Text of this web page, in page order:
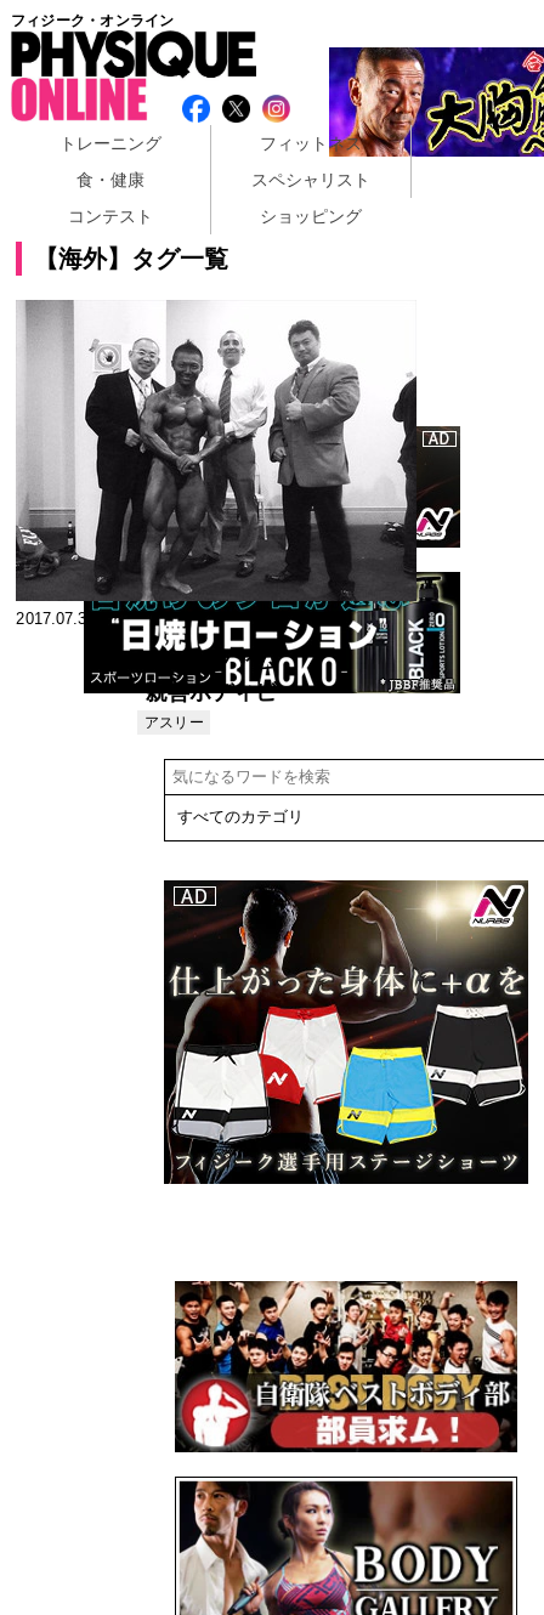
フィジーク・オンライン
トレーニング
フィットネス
食・健康
スペシャリスト
コンテスト
ショッピング
【海外】タグ一覧
2017.07.31
第１回グアム
親善ボディビ
ル選手権出場
会初参加!!グ
アム親善大会
挑戦記
アスリー